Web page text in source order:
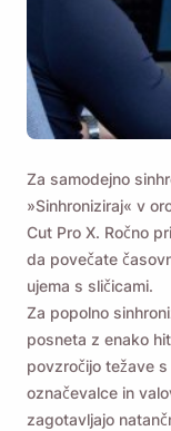
Za samodejno
»Sinhroniziraj« v
Cut Pro X. Ročno
da povečate
ujema s sličicami.
Za popolno
posneta z enako
povzročijo težave
označevalce in
zagotavljajo